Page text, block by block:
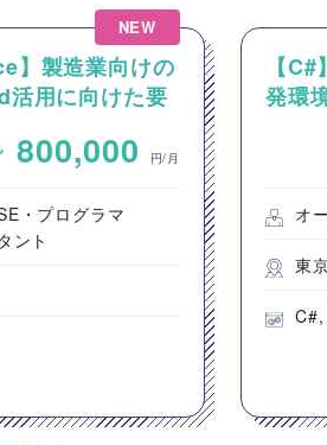
NEW
】製造業向けの
用に向けた要
800,000 円/月
・プログラマ
ント
【
発環
開発
オ
東
C#